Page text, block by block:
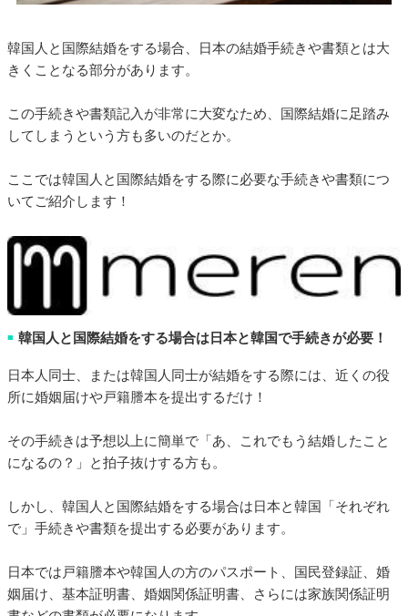
韓国人と国際結婚をする場合、日本の結婚手続きや書類とは大
きくことなる部分があります。
この手続きや書類記入が非常に大変なため、国際結婚に足踏み
してしまうという方も多いのだとか。
ここでは韓国人と国際結婚をする際に必要な手続きや書類につ
いてご紹介します！
■ 韓国人と国際結婚をする場合は日本と韓国で手続きが必要！
日本人同士、または韓国人同士が結婚をする際には、近くの役
所に婚姻届けや戸籍謄本を提出するだけ！
その手続きは予想以上に簡単で「あ、これでもう結婚したこと
になるの？」と拍子抜けする方も。
しかし、韓国人と国際結婚をする場合は日本と韓国「それぞれ
で」手続きや書類を提出する必要があります。
日本では戸籍謄本や韓国人の方のパスポート、国民登録証、婚
姻届け、基本証明書、婚姻関係証明書、さらには家族関係証明